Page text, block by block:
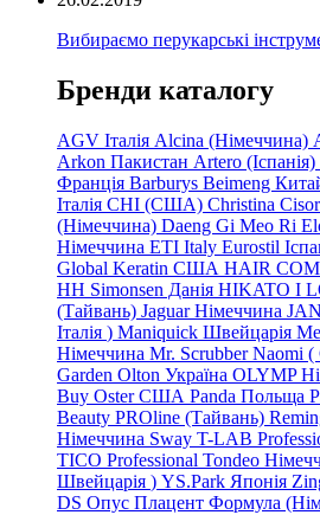
Вибираємо перукарські
Бренди каталогу
AGV Італія Alcina (Німеччина)
Arkon Пакистан Artero (Іспанія)
Франція Barburys Beimeng
Італія CHI (США) Christina
(Німеччина) Daeng Gi Meo Ri
Німеччина ETI Italy Eurostil
Global Keratin США HAIR
HH Simonsen Данія HIKATO I
(Тайвань) Jaguar Німеччина
Італія ) Maniquick Швейцарія
Німеччина Mr. Scrubber Naomi (
Garden Olton Україна OLYMP
Buy Oster США Panda Польща
Beauty PROline (Тайвань)
Німеччина Sway T-LAB
TICO Professional Tondeo
Швейцарія ) YS.Park Японія
DS Опус Плацент Формула